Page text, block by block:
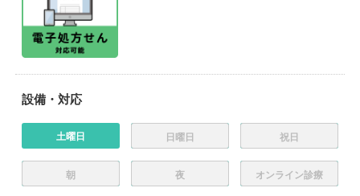
設備・対応
土曜日 日曜日 祝日
朝 夜 オンライン診療